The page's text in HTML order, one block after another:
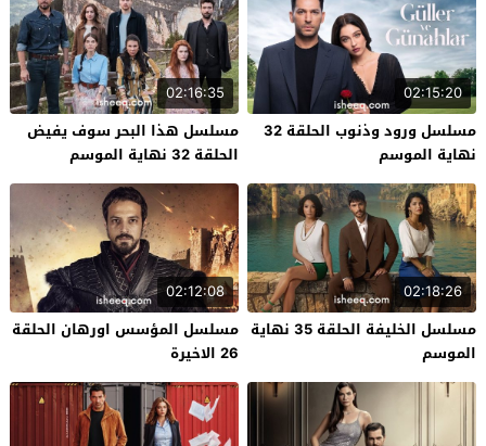
02:15:20
مسلسل ورود وذنوب الحلقة 32
نهاية الموسم
02:16:35
مسلسل هذا البحر سوف يفيض
الحلقة 32 نهاية الموسم
02:18:26
مسلسل الخليفة الحلقة 35 نهاية
الموسم
02:12:08
مسلسل المؤسس اورهان الحلقة
26 الاخيرة